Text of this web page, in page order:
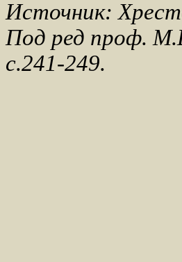
Источник:
Под ред проф.
с.241-249.